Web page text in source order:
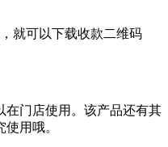
就可以下载收款二维码
在门店使用。该产品还有其
用哦。